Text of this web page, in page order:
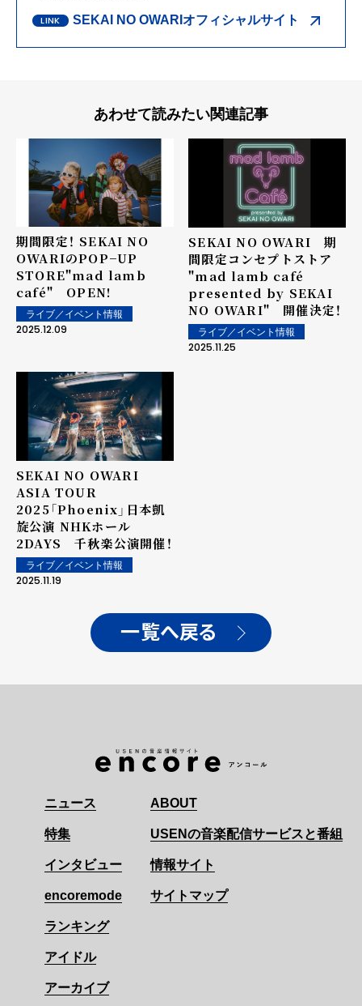
SEKAI NO OWARIオフィシャルサイト
あわせて読みたい関連記事
期間限定！ SEKAI NO
OWARIのPOP−UP
STORE"mad lamb
café" OPEN!
ライブ／イベント情報
2025.12.09
SEKAI NO OWARI 期
間限定コンセプトストア
"mad lamb café
presented by SEKAI
NO OWARI" 開催決定！
ライブ／イベント情報
2025.11.25
SEKAI NO OWARI
ASIA TOUR
2025「Phoenix」日本凱
旋公演 NHKホール
2DAYS 千秋楽公演開催！
ライブ／イベント情報
2025.11.19
一覧へ戻る
ニュース
特集
インタビュー
encoremode
ランキング
アイドル
アーカイブ
ABOUT
USENの音楽配信サービスと番組
情報サイト
サイトマップ